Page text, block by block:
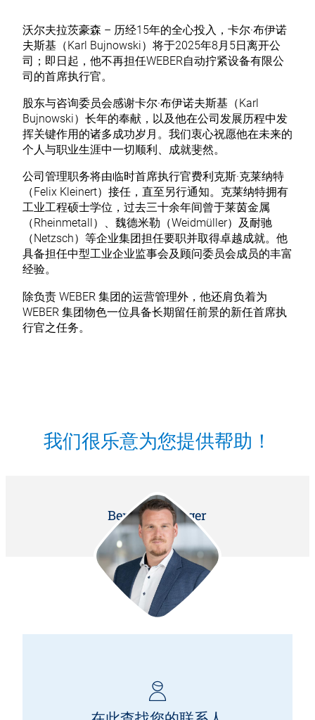
沃尔夫拉茨豪森 – 历经15年的全心投入，卡尔·布伊诺
夫斯基（Karl Bujnowski）将于2025年8月5日离开公
司；即日起，他不再担任WEBER自动拧紧设备有限公
司的首席执行官。
股东与咨询委员会感谢卡尔·布伊诺夫斯基（Karl
Bujnowski）长年的奉献，以及他在公司发展历程中发
挥关键作用的诸多成功岁月。我们衷心祝愿他在未来的
个人与职业生涯中一切顺利、成就斐然。
公司管理职务将由临时首席执行官费利克斯·克莱纳特
（Felix Kleinert）接任，直至另行通知。克莱纳特拥有
工业工程硕士学位，过去三十余年间曾于莱茵金属
（Rheinmetall）、魏德米勒（Weidmüller）及耐驰
（Netzsch）等企业集团担任要职并取得卓越成就。他
具备担任中型工业企业监事会及顾问委员会成员的丰富
经验。
除负责 WEBER 集团的运营管理外，他还肩负着为
WEBER 集团物色一位具备长期留任前景的新任首席执
行官之任务。
我们很乐意为您提供帮助！
Benedikt Burger
营销主管